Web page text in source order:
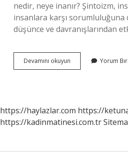
nedir, neye inanır? Şintoizm,
insanlara karşı sorumluluğuna
düşünce ve davranışlarından
Devamını okuyun Şintoizmde
Kami
Yorum
https://haylazlar.com https://
https://kadinmatinesi.com.tr